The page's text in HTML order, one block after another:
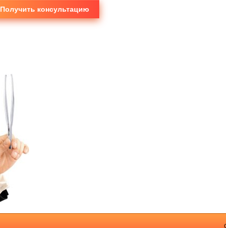
Получить консультацию